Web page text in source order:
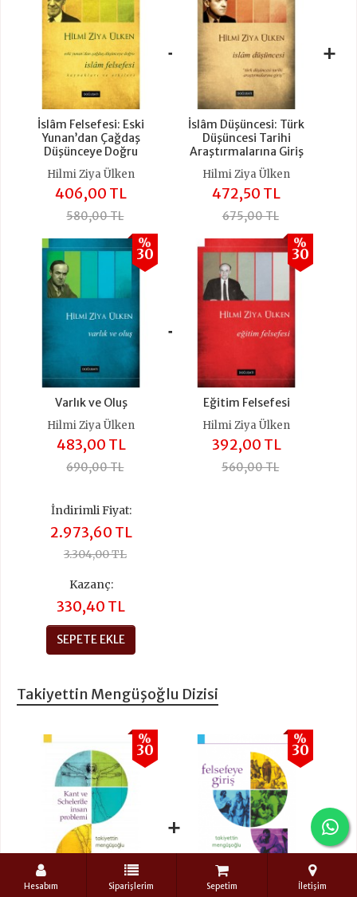
Hesabım Siparişlerim Sepetim İletişim
İslâm Felsefesi: Eski
Yunan’dan Çağdaş
Düşünceye Doğru
Hilmi Ziya Ülken
406,00 TL
580,00 TL
+
İslâm Düşüncesi: Türk
Düşüncesi Tarihi
Araştırmalarına Giriş
Hilmi Ziya Ülken
472,50 TL
675,00 TL
+
Varlık ve Oluş
%
30
Hilmi Ziya Ülken
483,00 TL
690,00 TL
+
Eğitim Felsefesi
%
30
Hilmi Ziya Ülken
392,00 TL
560,00 TL
İndirimli Fiyat:
2.973,60 TL
3.304,00 TL
Kazanç:
330,40 TL
SEPETE EKLE
Takiyettin Mengüşoğlu Dizisi
%
30
+
%
30
+